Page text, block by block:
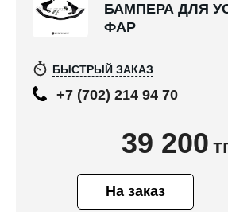
БАМПЕРА ДЛЯ
ФАР
БЫСТРЫЙ ЗАКАЗ
+7 (702) 214 94 70
39 200
На заказ